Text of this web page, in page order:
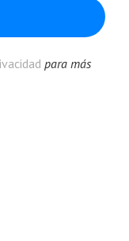
para más